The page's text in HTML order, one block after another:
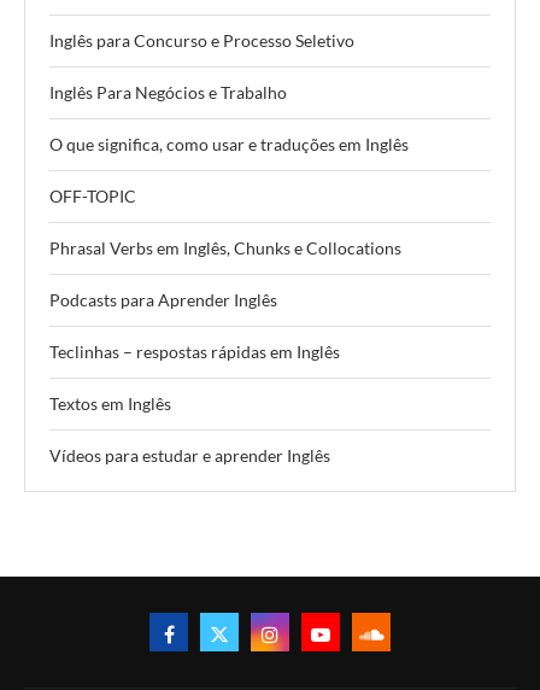
Inglês para Concurso e Processo Seletivo
Inglês Para Negócios e Trabalho
O que significa, como usar e traduções em Inglês
OFF-TOPIC
Phrasal Verbs em Inglês, Chunks e Collocations
Podcasts para Aprender Inglês
Teclinhas – respostas rápidas em Inglês
Textos em Inglês
Vídeos para estudar e aprender Inglês